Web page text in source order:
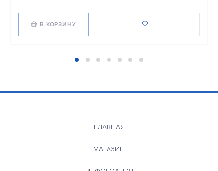
В КОРЗИНУ
ГЛАВНАЯ
МАГАЗИН